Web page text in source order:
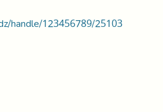
handle/123456789/25103